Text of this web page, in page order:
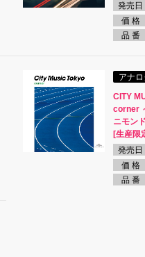
発売日
価 格
品 番
アナ
CITY
corner
ニモン
[生産限
発売日
価 格
品 番